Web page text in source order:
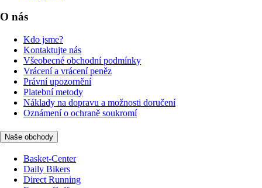
O nás
Kdo jsme?
Kontaktujte nás
Všeobecné obchodní podmínky
Vrácení a vrácení peněz
Právní upozornění
Platební metody
Náklady na dopravu a možnosti doručení
Oznámení o ochraně soukromí
Naše obchody
Basket-Center
Daily Bikers
Direct Running